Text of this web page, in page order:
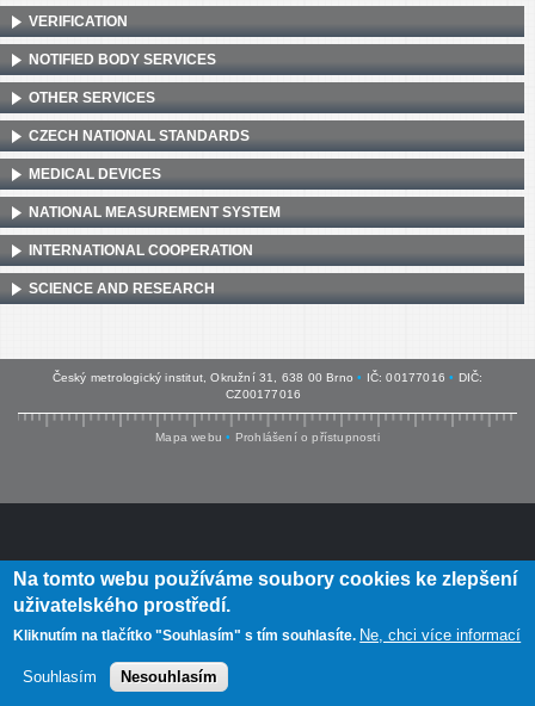
VERIFICATION
NOTIFIED BODY SERVICES
OTHER SERVICES
CZECH NATIONAL STANDARDS
MEDICAL DEVICES
NATIONAL MEASUREMENT SYSTEM
INTERNATIONAL COOPERATION
SCIENCE AND RESEARCH
Český metrologický institut, Okružní 31, 638 00 Brno • IČ: 00177016 • DIČ:
CZ00177016
Mapa webu • Prohlášení o přístupnosti
Na tomto webu používáme soubory cookies ke zlepšení
uživatelského prostředí.
Kliknutím na tlačítko "Souhlasím" s tím souhlasíte. Ne, chci více informací
Souhlasím Nesouhlasím